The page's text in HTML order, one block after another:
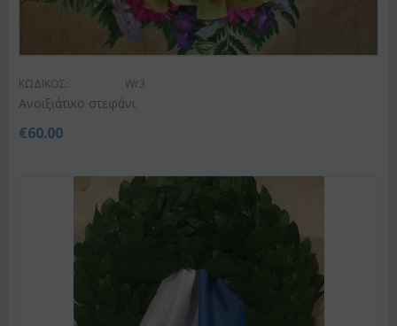
ΚΩΔΙΚΟΣ: Wr3
Ανοιξιάτικο στεφάνι
€60.00